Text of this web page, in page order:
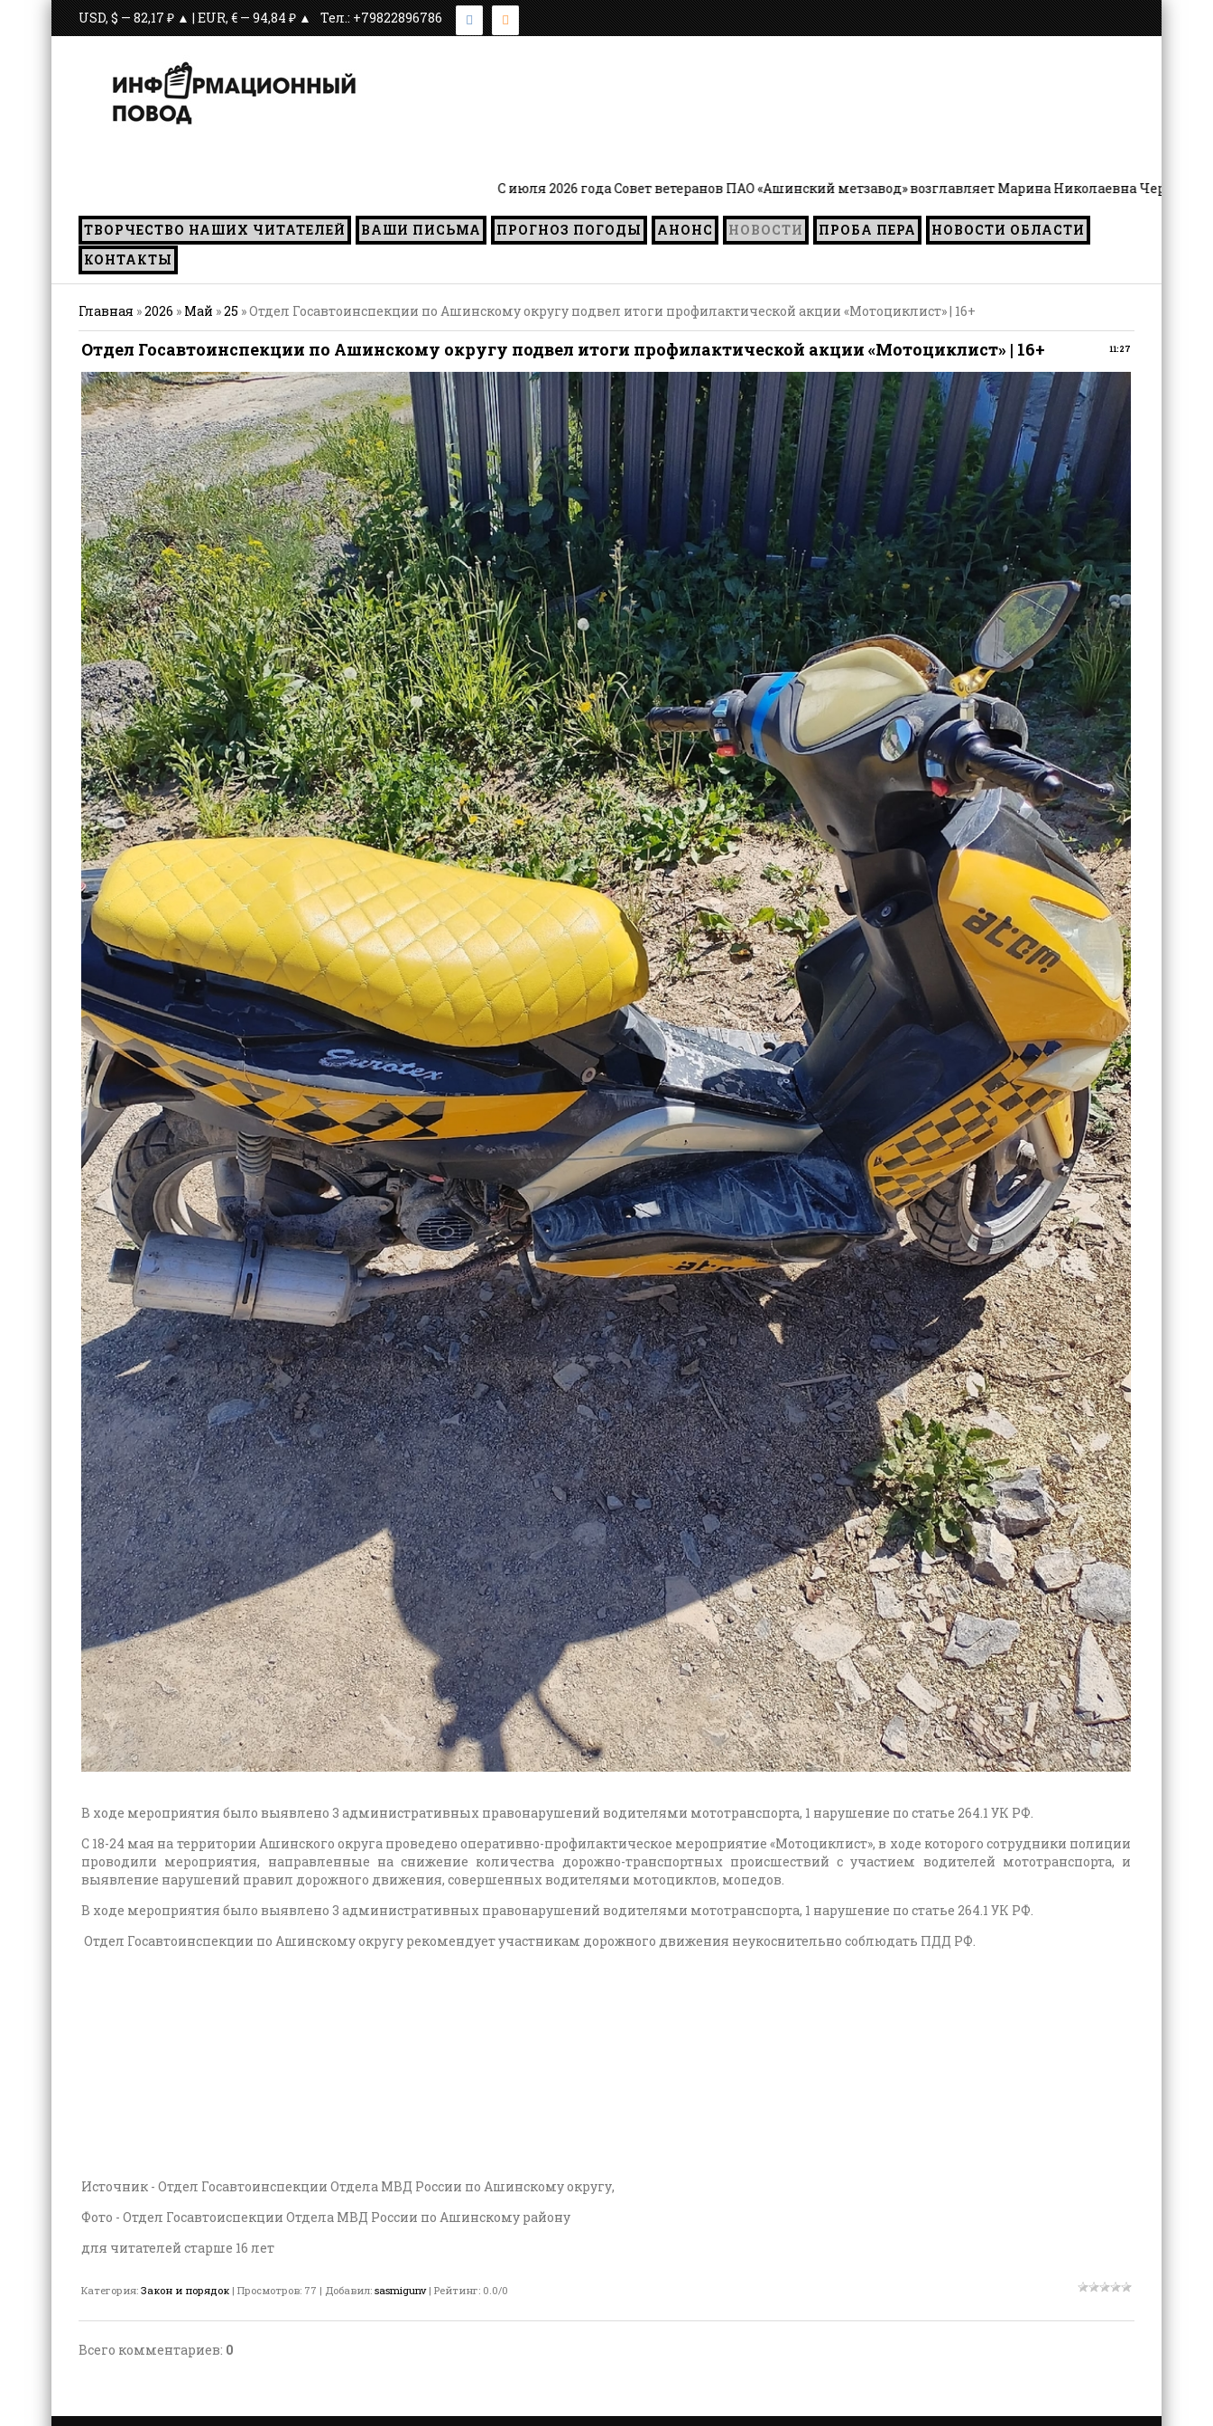
USD, $ — 82,17 ₽ ▲ | EUR, € — 94,84 ₽ ▲ Тел.: +79822896786
С июля 2026 года Совет ветеранов ПАО «Ашинский метзавод» возглавляет Марина Николаевна Чернятьева
ТВОРЧЕСТВО НАШИХ ЧИТАТЕЛЕЙ ВАШИ ПИСЬМА ПРОГНОЗ ПОГОДЫ АНОНС НОВОСТИ ПРОБА ПЕРА
НОВОСТИ ОБЛАСТИ
КОНТАКТЫ
Главная »2026 » Май »25 » Отдел Госавтоинспекции по Ашинскому округу подвел итоги профилактической акции «Мотоциклист» | 16+
11:27
Отдел Госавтоинспекции по Ашинскому округу подвел итоги профилактической акции «Мотоциклист» | 16+
В ходе мероприятия было выявлено 3 административных правонарушений водителями мототранспорта, 1 нарушение по статье 264.1 УК РФ.
С 18-24 мая на территории Ашинского округа проведено оперативно-профилактическое мероприятие «Мотоциклист», в ходе которого сотрудники полиции
проводили мероприятия, направленные на снижение количества дорожно-транспортных происшествий с участием водителей мототранспорта, и
выявление нарушений правил дорожного движения, совершенных водителями мотоциклов, мопедов.
В ходе мероприятия было выявлено 3 административных правонарушений водителями мототранспорта, 1 нарушение по статье 264.1 УК РФ.
Отдел Госавтоинспекции по Ашинскому округу рекомендует участникам дорожного движения неукоснительно соблюдать ПДД РФ.
Источник - Отдел Госавтоинспекции Отдела МВД России по Ашинскому округу,
Фото - Отдел Госавтоиспекции Отдела МВД России по Ашинскому району
для читателей старше 16 лет
Категория: Закон и порядок | Просмотров: 77 | Добавил: sasmigunv | Рейтинг: 0.0/0
Всего комментариев: 0